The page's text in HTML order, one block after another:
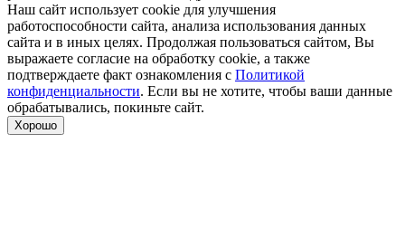
Наш сайт использует cookie для улучшения
работоспособности сайта, анализа использования данных
сайта и в иных целях. Продолжая пользоваться сайтом, Вы
выражаете согласие на обработку cookie, а также
подтверждаете факт ознакомления с Политикой
конфиденциальности. Если вы не хотите, чтобы ваши данные
обрабатывались, покиньте сайт.
Хорошо